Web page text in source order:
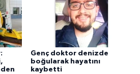
Genç doktor denizde
boğularak hayatını
kaybetti